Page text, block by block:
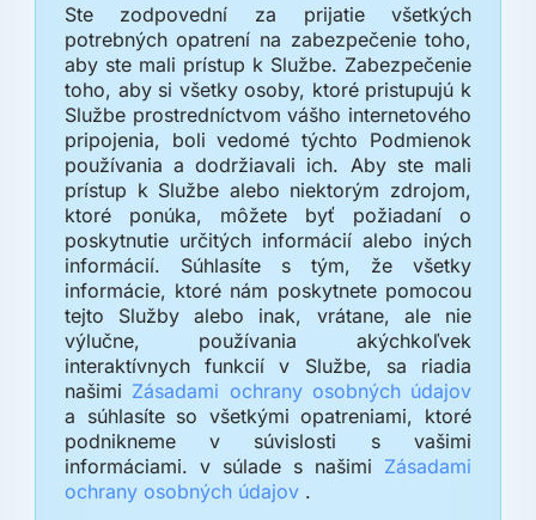
Ste zodpovední za prijatie všetkých
potrebných opatrení na zabezpečenie toho,
aby ste mali prístup k Službe. Zabezpečenie
toho, aby si všetky osoby, ktoré pristupujú k
Službe prostredníctvom vášho internetového
pripojenia, boli vedomé týchto Podmienok
používania a dodržiavali ich. Aby ste mali
prístup k Službe alebo niektorým zdrojom,
ktoré ponúka, môžete byť požiadaní o
poskytnutie určitých informácií alebo iných
informácií. Súhlasíte s tým, že všetky
informácie, ktoré nám poskytnete pomocou
tejto Služby alebo inak, vrátane, ale nie
výlučne, používania akýchkoľvek
interaktívnych funkcií v Službe, sa riadia
našimi Zásadami ochrany osobných údajov
a súhlasíte so všetkými opatreniami, ktoré
podnikneme v súvislosti s vašimi
informáciami. v súlade s našimi Zásadami
ochrany osobných údajov .